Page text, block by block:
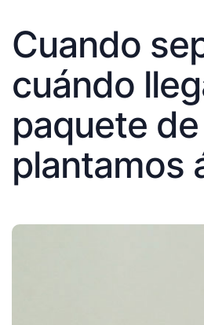
Cuando
cuándo
paquete
plantamos